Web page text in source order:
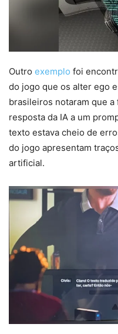
Outro exemplo foi
do jogo que os alter ego
brasileiros notaram que a
resposta da IA a um
texto estava cheio de
do jogo apresentam
artificial.